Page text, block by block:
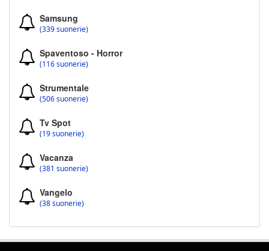
Samsung
(339 suonerie)
Spaventoso - Horror
(116 suonerie)
Strumentale
(506 suonerie)
Tv Spot
(19 suonerie)
Vacanza
(381 suonerie)
Vangelo
(38 suonerie)